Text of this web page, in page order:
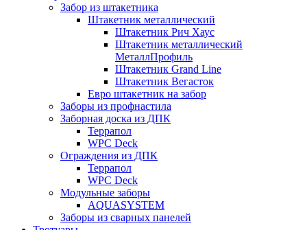
Забор из штакетника
Штакетник металлический
Штакетник Рич Хаус
Штакетник металлический
МеталлПрофиль
Штакетник Grand Line
Штакетник Вегасток
Евро штакетник на забор
Заборы из профнастила
Заборная доска из ДПК
Террапол
WPC Deck
Ограждения из ДПК
Террапол
WPC Deck
Модульные заборы
AQUASYSTEM
Заборы из сварных панелей